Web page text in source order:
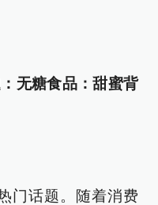
无糖食品：甜蜜背
门话题。随着消费